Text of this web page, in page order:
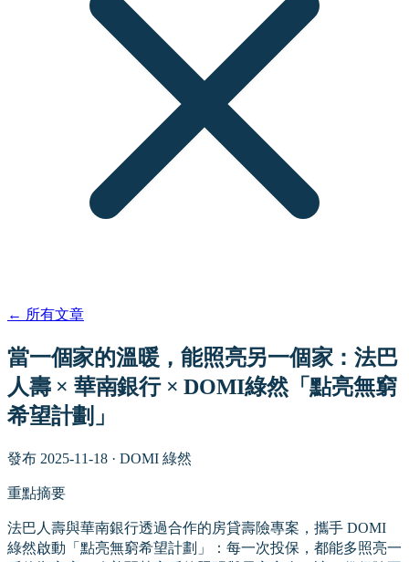
← 所有文章
當一個家的溫暖，能照亮另一個家：法巴
人壽 × 華南銀行 × DOMI綠然「點亮無窮
希望計劃」
發布 2025-11-18 · DOMI 綠然
重點摘要
法巴人壽與華南銀行透過合作的房貸壽險專案，攜手 DOMI
綠然啟動「點亮無窮希望計劃」：每一次投保，都能多照亮一